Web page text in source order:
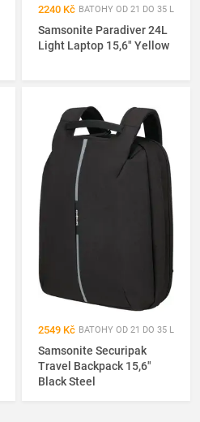
2240 Kč BATOHY OD 21 DO 35 L
Samsonite Paradiver 24L
Light Laptop 15,6" Yellow
2549 Kč BATOHY OD 21 DO 35 L
Samsonite Securipak
Travel Backpack 15,6"
Black Steel